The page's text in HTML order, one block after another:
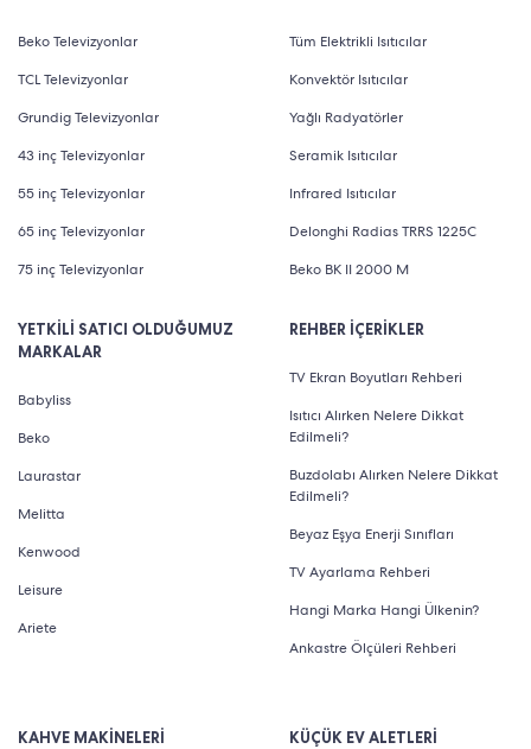
Beko Televizyonlar
TCL Televizyonlar
Grundig Televizyonlar
43 inç Televizyonlar
55 inç Televizyonlar
65 inç Televizyonlar
75 inç Televizyonlar
YETKİLİ SATICI OLDUĞUMUZ
MARKALAR
Babyliss
Beko
Laurastar
Melitta
Kenwood
Leisure
Ariete
Tüm Elektrikli Isıtıcılar
Konvektör Isıtıcılar
Yağlı Radyatörler
Seramik Isıtıcılar
Infrared Isıtıcılar
Delonghi Radias TRRS 1225C
Beko BK II 2000 M
REHBER İÇERİKLER
TV Ekran Boyutları Rehberi
Isıtıcı Alırken Nelere Dikkat
Edilmeli?
Buzdolabı Alırken Nelere Dikkat
Edilmeli?
Beyaz Eşya Enerji Sınıfları
TV Ayarlama Rehberi
Hangi Marka Hangi Ülkenin?
Ankastre Ölçüleri Rehberi
KAHVE MAKİNELERİ KÜÇÜK EV ALETLERİ